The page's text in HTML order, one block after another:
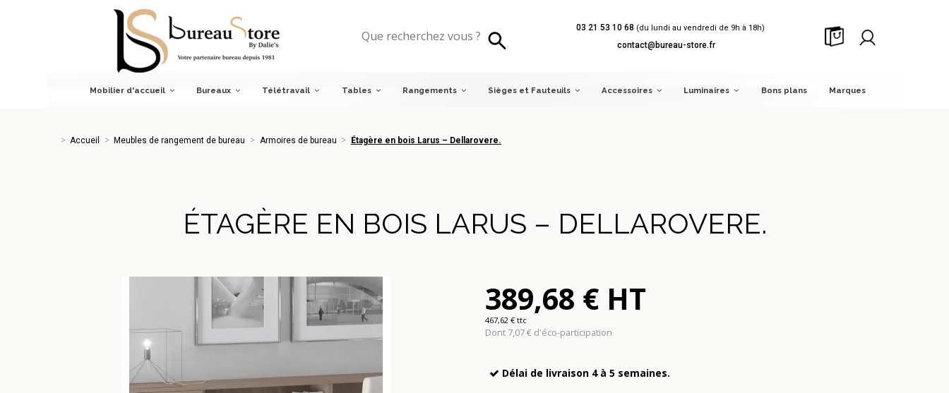
03 21 53 10 68 (du lundi au vendredi de 9h à 18h)
contact@bureau-store.fr
Mobilier d'accueil Bureaux Télétravail Tables Rangements Sièges et Fauteuils Accessoires Luminaires Bons plans Marques
Meubles de rangement de bureau Armoires de bureau Étagère en bois Larus – Dellarovere.
Accueil Meubles de rangement de bureau Armoires de bureau Étagère en bois Larus – Dellarovere.
ÉTAGÈRE EN BOIS LARUS – DELLAROVERE.
389,68 € HT
467,62 € ttc
Dont 7,07 € d'éco-participation
Délai de livraison 4 à 5 semaines.